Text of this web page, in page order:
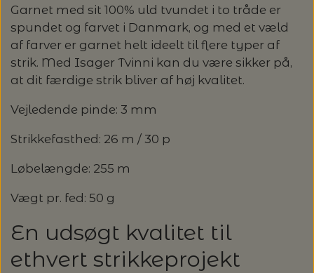
Garnet med sit 100% uld tvundet i to tråde er
spundet og farvet i Danmark, og med et væld
af farver er garnet helt ideelt til flere typer af
strik. Med Isager Tvinni kan du være sikker på,
at dit færdige strik bliver af høj kvalitet.
Vejledende pinde: 3 mm
Strikkefasthed: 26 m / 30 p
Løbelængde: 255 m
Vægt pr. fed: 50 g
En udsøgt kvalitet til
ethvert strikkeprojekt